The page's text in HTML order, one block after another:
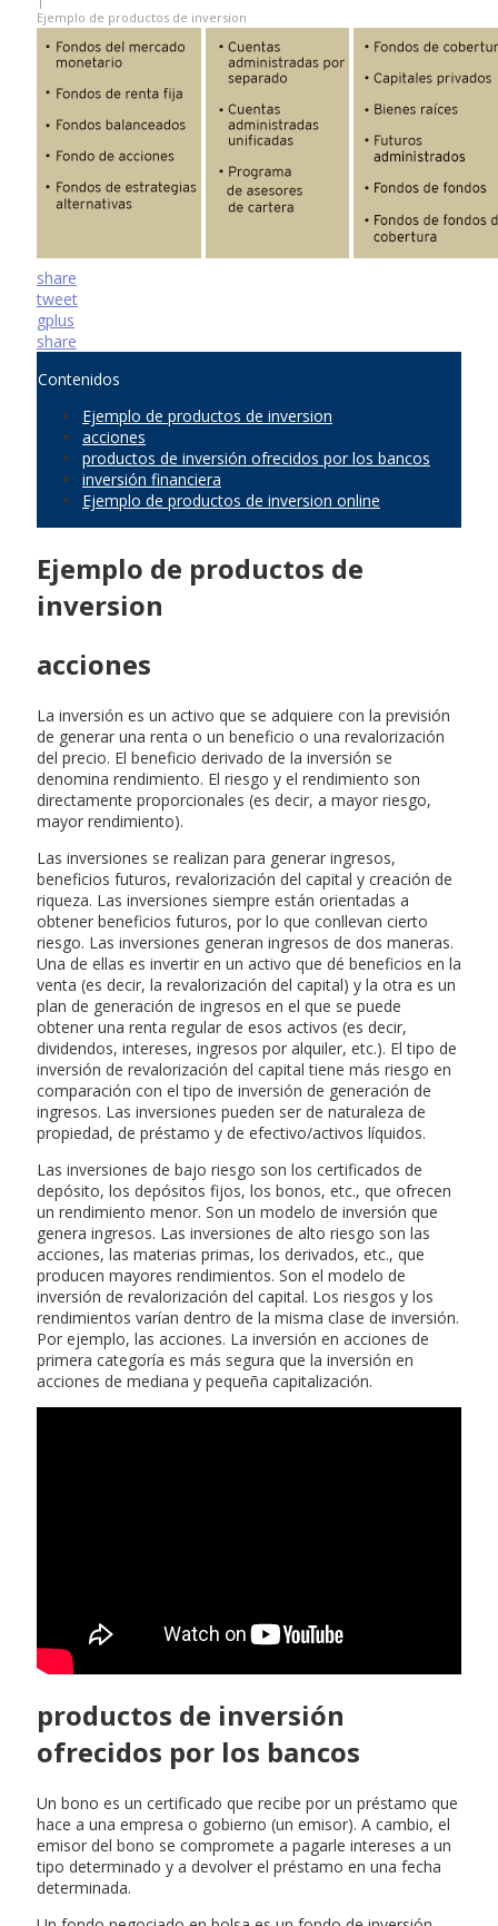
Ejemplo de productos de inversion
share
tweet
gplus
share
Contenidos
Ejemplo de productos de inversion
acciones
productos de inversión ofrecidos por los bancos
inversión financiera
Ejemplo de productos de inversion online
Ejemplo de productos de
inversion
acciones
La inversión es un activo que se adquiere con la previsión
de generar una renta o un beneficio o una revalorización
del precio. El beneficio derivado de la inversión se
denomina rendimiento. El riesgo y el rendimiento son
directamente proporcionales (es decir, a mayor riesgo,
mayor rendimiento).
Las inversiones se realizan para generar ingresos,
beneficios futuros, revalorización del capital y creación de
riqueza. Las inversiones siempre están orientadas a
obtener beneficios futuros, por lo que conllevan cierto
riesgo. Las inversiones generan ingresos de dos maneras.
Una de ellas es invertir en un activo que dé beneficios en la
venta (es decir, la revalorización del capital) y la otra es un
plan de generación de ingresos en el que se puede
obtener una renta regular de esos activos (es decir,
dividendos, intereses, ingresos por alquiler, etc.). El tipo de
inversión de revalorización del capital tiene más riesgo en
comparación con el tipo de inversión de generación de
ingresos. Las inversiones pueden ser de naturaleza de
propiedad, de préstamo y de efectivo/activos líquidos.
Las inversiones de bajo riesgo son los certificados de
depósito, los depósitos fijos, los bonos, etc., que ofrecen
un rendimiento menor. Son un modelo de inversión que
genera ingresos. Las inversiones de alto riesgo son las
acciones, las materias primas, los derivados, etc., que
producen mayores rendimientos. Son el modelo de
inversión de revalorización del capital. Los riesgos y los
rendimientos varían dentro de la misma clase de inversión.
Por ejemplo, las acciones. La inversión en acciones de
primera categoría es más segura que la inversión en
acciones de mediana y pequeña capitalización.
productos de inversión
ofrecidos por los bancos
Un bono es un certificado que recibe por un préstamo que
hace a una empresa o gobierno (un emisor). A cambio, el
emisor del bono se compromete a pagarle intereses a un
tipo determinado y a devolver el préstamo en una fecha
determinada.